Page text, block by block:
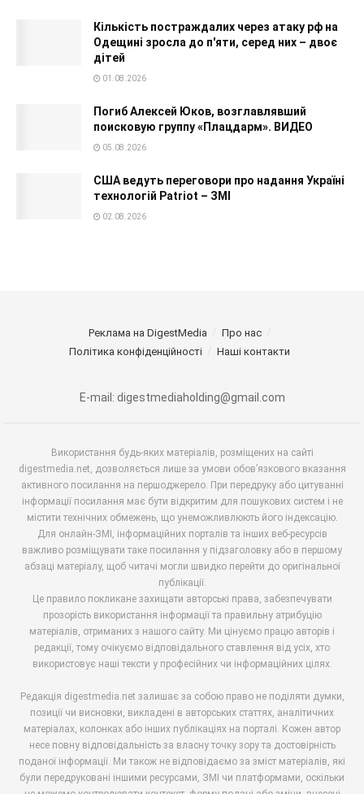
Кількість постраждалих через атаку рф на
Одещині зросла до п'яти, серед них – двоє
дітей
01.08.2026
Погиб Алексей Юков, возглавлявший
поисковую группу «Плацдарм». ВИДЕО
05.08.2026
США ведуть переговори про надання Україні
технологій Patriot – ЗМІ
02.08.2026
Реклама на DigestMedia
Про нас
Політика конфіденційності
Наші контакти
E-mail: digestmediaholding@gmail.com
Використання будь-яких матеріалів, розміщених на сайті
digestmedia.net, дозволяється лише за умови обов’язкового вказання
активного посилання на першоджерело. При передруку або цитуванні
інформації посилання має бути відкритим для пошукових систем і не
містити технічних обмежень, що унеможливлюють його індексацію.
Для онлайн-ЗМІ, інформаційних порталів та інших веб-ресурсів
важливо розміщувати таке посилання у підзаголовку або в першому
абзаці матеріалу, щоб читачі могли швидко перейти до оригінальної
публікації.
Це правило покликане захищати авторські права, забезпечувати
прозорість використання інформації та правильну атрибуцію
матеріалів, отриманих з нашого сайту. Ми цінуємо працю авторів і
редакції, тому очікуємо відповідального ставлення від усіх, хто
використовує наші тексти у професійних чи інформаційних цілях.
Редакція digestmedia.net залишає за собою право не поділяти думки,
позиції чи висновки, викладені в авторських статтях, аналітичних
матеріалах, колонках або інших публікаціях на порталі. Кожен автор
несе повну відповідальність за власну точку зору та достовірність
поданої інформації. Ми також не відповідаємо за зміст матеріалів, які
були передруковані іншими ресурсами, ЗМІ чи платформами, оскільки